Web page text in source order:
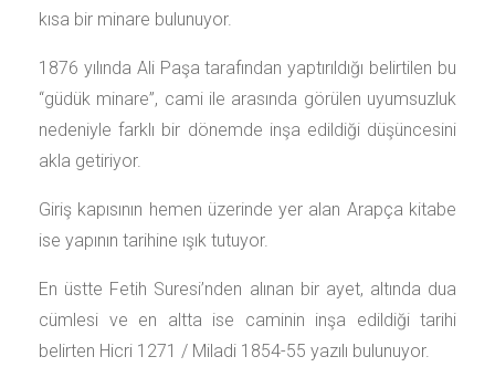
kısa bir minare bulunuyor.
1876 yılında Ali Paşa tarafından yaptırıldığı belirtilen bu
“güdük minare”, cami ile arasında görülen uyumsuzluk
nedeniyle farklı bir dönemde inşa edildiği düşüncesini
akla getiriyor.
Giriş kapısının hemen üzerinde yer alan Arapça kitabe
ise yapının tarihine ışık tutuyor.
En üstte Fetih Suresi’nden alınan bir ayet, altında dua
cümlesi ve en altta ise caminin inşa edildiği tarihi
belirten Hicri 1271 / Miladi 1854-55 yazılı bulunuyor.